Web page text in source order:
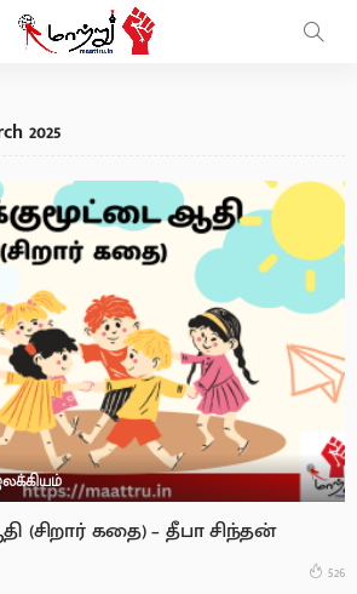
2025
(சிறார் கதை) – தீபா சிந்தன்
526